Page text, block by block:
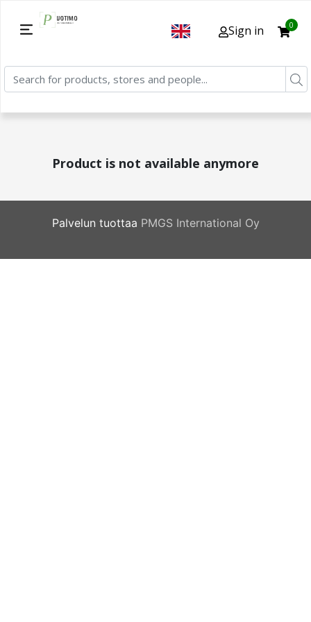
Sign in 0
Product is not available anymore
Palvelun tuottaa PMGS International Oy